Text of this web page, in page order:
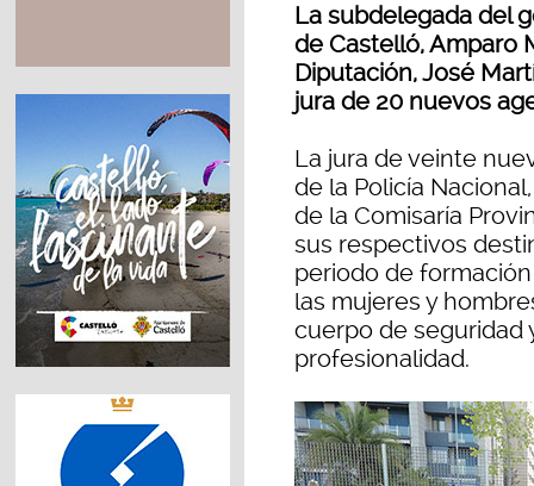
La subdelegada del
de Castelló, Amparo
Diputación, José
jura de 20 nuevos
La jura de veinte
de la Policía
de la Comisaría
sus respectivos
periodo de
las mujeres y
cuerpo de seguridad
profesionalidad.